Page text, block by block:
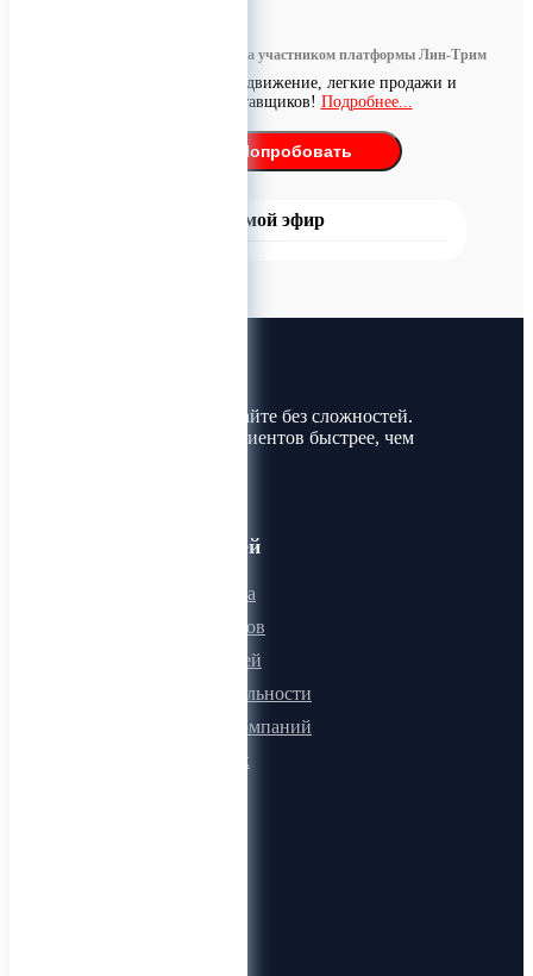
Информация размещена участником платформы Лин-Трим
Бесплатное продвижение, легкие продажи и
поиск поставщиков! Подробнее...
Попробовать
Прямой эфир
Покупайте и продавайте без сложностей.
Найдите товары и клиентов быстрее, чем
Для пользователей
Онлайн визитка
Для поставщиков
Для покупателей
Программа лояльности
Микроблоги компаний
Быстрый поиск